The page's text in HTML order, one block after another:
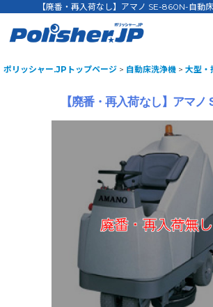
【廃番・再入荷なし】アマノ SE-860N-自動
ポリッシャー.JPトップページ > 自動床洗浄機 > 大型・
【廃番・再入荷なし】アマノ